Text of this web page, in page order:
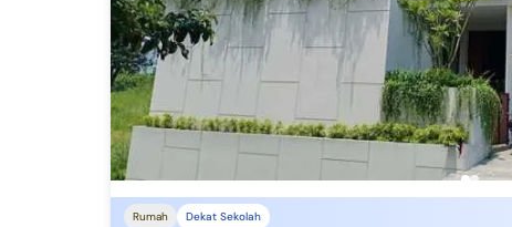
Rumah Dekat Sekolah